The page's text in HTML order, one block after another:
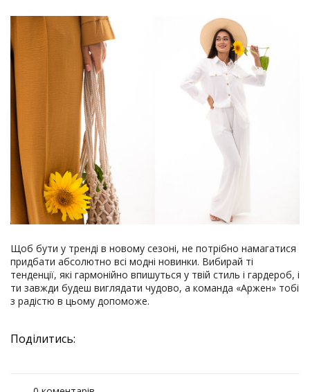
Щоб бути у тренді в новому сезоні, не потрібно намагатися
придбати абсолютно всі модні новинки. Вибирай ті
тенденції, які гармонійно впишуться у твій стиль і гардероб, і
ти завжди будеш виглядати чудово, а команда «Аржен» тобі
з радістю в цьому допоможе.
Поділитись: